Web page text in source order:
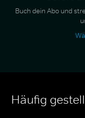
Buch dein Abo und
Häufig